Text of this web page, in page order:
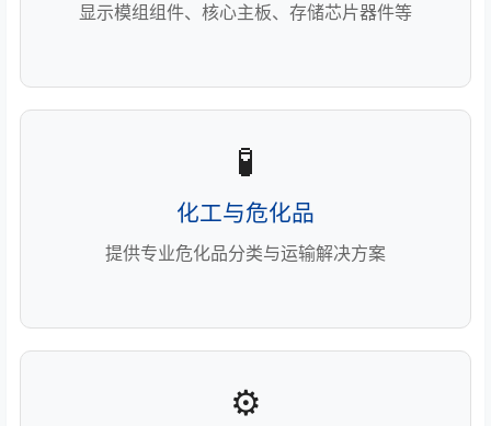
显示模组组件、核心主板、存储芯片器件等
🧪
化工与危化品
提供专业危化品分类与运输解决方案
⚙️